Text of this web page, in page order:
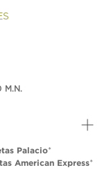
M.N.
Palacio*
American Express*